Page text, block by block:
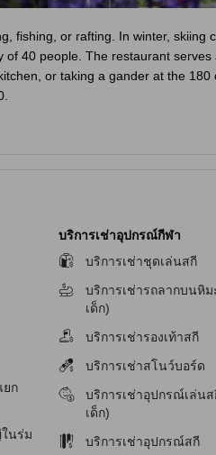
fishing, or rafting. In winter,
40 people. The restaurant
or taking a gander at the
ยก
นร่ม
บริการเช่าอุปกรณ์กีฬา
บริการเช่าชุดเล่นสกี
บริการเช่ารถลากบนหิ
เด็ก)
บริการเช่ารองเท้าสกี
บริการเช่าสโนว์บอร์ด
บริการเช่าอุปกรณ์เล่น
เด็ก)
บริการเช่าอุปกรณ์สกี